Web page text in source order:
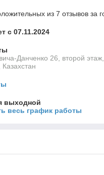
из 7 отзывов за
с 07.11.2024
Данченко 26, второй
выходной
весь график работы